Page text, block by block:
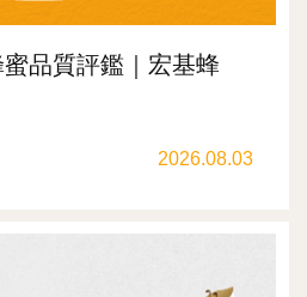
品質評鑑｜宏基蜂
2026.08.03